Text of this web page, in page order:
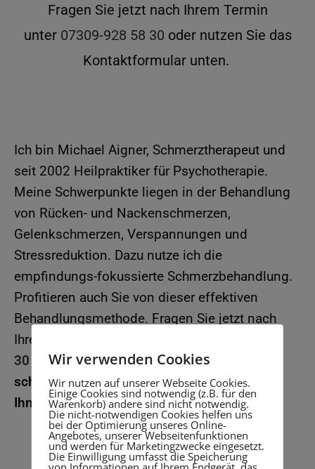
Fragen Sie jetzt nach Ihrem Termin
unter 07309-928 58 30 oder nutzen Sie das
Kontaktformular unten.
Ich bin Michael Aigner, Schmerztherapeut und
seit 2002 Heilpraktiker für Psychotherapie.
Meine Schwerpunkte liegen in der Behandlung
von Rücken- und Nackenschmerzen,
Gelenkschmerzen, Verspannungen und
Stressreduktion. Dazu nutze ich die
empfindungs-fokussierte Schmerzbehandlung.
Profitieren auch Sie von dieser effektiven
Behandlungsmethode. Fragen Sie jetzt nach
Ihrem Termin unter
30
Gewinnen auch SIE wieder ein
schmerzfreies Leben wie viele andere vor
Ihnen.
Wir verwenden Cookies
Wir nutzen auf unserer Webseite Cookies.
Einige Cookies sind notwendig (z.B. für den
Warenkorb) andere sind nicht notwendig.
Die nicht-notwendigen Cookies helfen uns
bei der Optimierung unseres Online-
Angebotes, unserer Webseitenfunktionen
und werden für Marketingzwecke eingesetzt.
Die Einwilligung umfasst die Speicherung